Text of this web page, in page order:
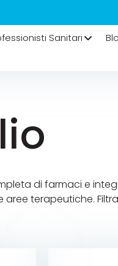
Sanitari
di farmaci e
aree terapeutiche.